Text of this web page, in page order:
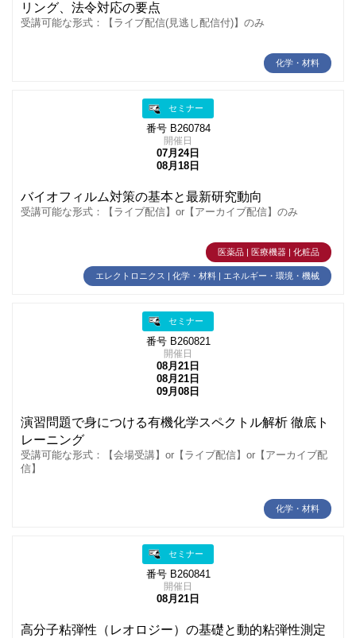
リング、法令対応の要点
受講可能な形式：【ライブ配信(見逃し配信付)】のみ
化学・材料
セミナー
番号 B260784
開催日
07月24日
08月18日
バイオフィルム対策の基本と最新研究動向
受講可能な形式：【ライブ配信】or【アーカイブ配信】のみ
医薬品 | 医療機器 | 化粧品
エレクトロニクス | 化学・材料 | エネルギー・環境・機械
セミナー
番号 B260821
開催日
08月21日
08月21日
09月08日
演習問題で身につける有機化学スペクトル解析 徹底ト
レーニング
受講可能な形式：【会場受講】or【ライブ配信】or【アーカイブ配
信】
化学・材料
セミナー
番号 B260841
開催日
08月21日
高分子粘弾性（レオロジー）の基礎と動的粘弾性測定